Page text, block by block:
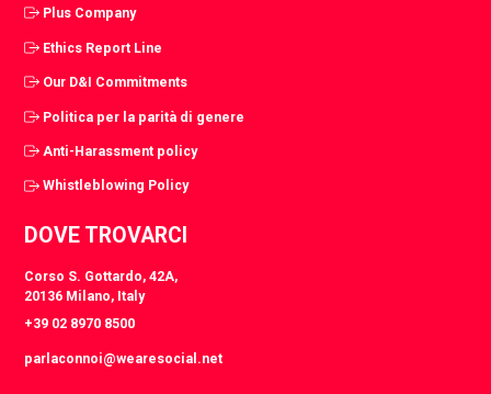
Plus Company
Ethics Report Line
Our D&I Commitments
Politica per la parità di genere
Anti-Harassment policy
Whistleblowing Policy
DOVE TROVARCI
Corso S. Gottardo, 42A,
20136 Milano, Italy
+39 02 8970 8500
parlaconnoi@wearesocial.net